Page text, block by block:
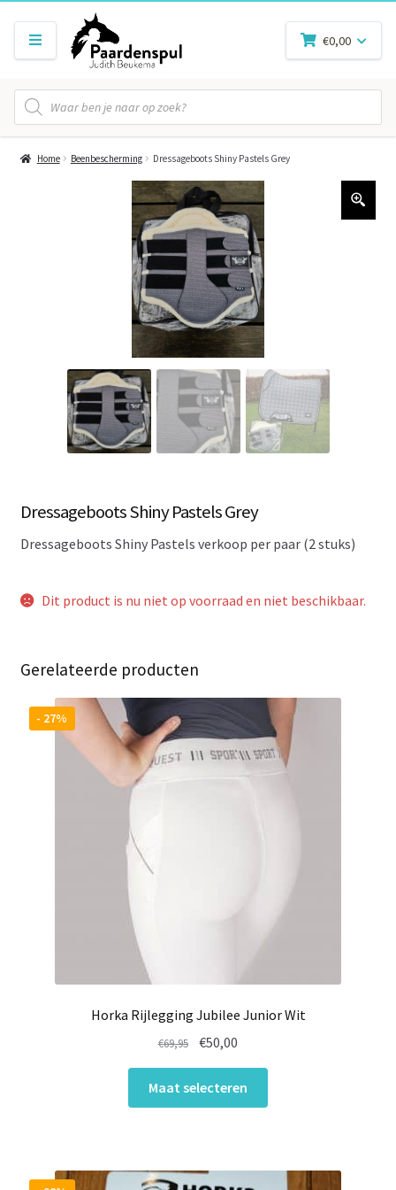
Producten
zoeken
€0,00
Home Beenbescherming Dressageboots Shiny Pastels Grey
Dressageboots Shiny Pastels Grey
Dressageboots Shiny Pastels verkoop per paar (2 stuks)
Dit product is nu niet op voorraad en niet beschikbaar.
Gerelateerde producten
Horka Rijlegging Jubilee Junior Wit
- 27%
€69,95
Oorspronkelijke
prijs
was:
€69,95.
€50,00
prijs
is:
€50,00.
Maat selecteren
variaties.